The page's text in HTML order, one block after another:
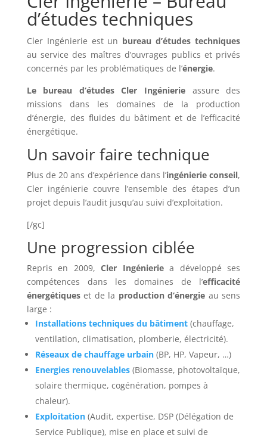
d’études techniques
Cler Ingénierie est un bureau d’études techniques
au service des maîtres d’ouvrages publics et privés
concernés par les problématiques de l’énergie.
Le bureau d’études Cler Ingénierie assure des
missions dans les domaines de la production
d’énergie, des fluides du bâtiment et de l’efficacité
énergétique.
Un savoir faire technique
Plus de 20 ans d’expérience dans l’ingénierie conseil,
Cler ingénierie couvre l’ensemble des étapes d’un
projet depuis l’audit jusqu’au suivi d’exploitation.
[/gc]
Une progression ciblée
Repris en 2009,Cler Ingénieriea développé ses
compétences dans les domaines de l’efficacité
énergétiqueset de la production d’énergie au sens
large :
Installations techniques du bâtiment(chauffage,
ventilation, climatisation, plomberie, électricité).
Réseaux de chauffage urbain(BP, HP, Vapeur, …)
Energies renouvelables(Biomasse, photovoltaïque,
solaire thermique, cogénération, pompes à
chaleur).
Exploitation (Audit, expertise, DSP (Délégation de
Service Publique), mise en place et suivi de